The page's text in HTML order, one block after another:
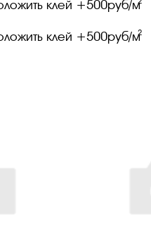
клей +500руб/м
клей +500руб/м2